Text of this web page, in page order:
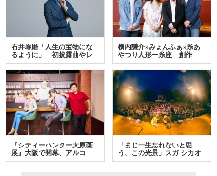
石井琢磨「人生の宝物にな
るように」 初披露曲やレ
ア…
横内謙介×みょんふぁ×糸あ
やつり人形一糸座 創作
人…
『シティーハンター大原画
展』大阪で開幕、アルコ
＆…
「まじ一生忘れないと思
う、この光景」スガ シカオ
と…